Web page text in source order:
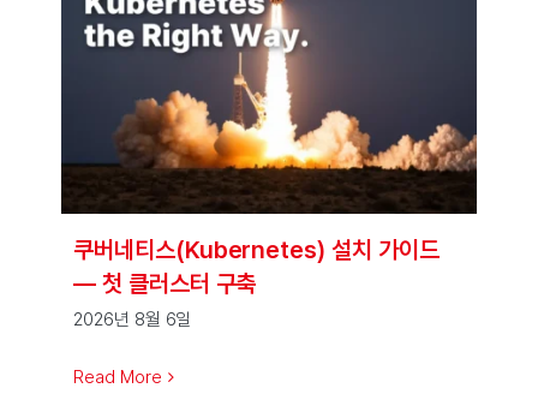
쿠버네티스(Kubernetes) 설치 가이드
— 첫 클러스터 구축
2026년 8월 6일
Read More